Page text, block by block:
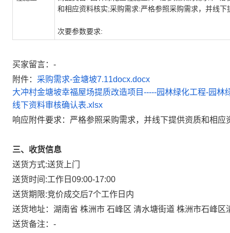
和相应资料核实;采购需求:严格参照采购需求，并线
次要参数要求:
买家留言：-
附件： 采购需求-金塘坡7.11docx.docx
大冲村金塘坡幸福屋场提质改造项目-----园林绿化工程-园林
线下资料审核确认表.xlsx
响应附件要求：严格参照采购需求，并线下提供资质和相应
三、收货信息
送货方式:送货上门
送货时间:工作日09:00-17:00
送货期限:竞价成交后7个工作日内
送货地址： 湖南省 株洲市 石峰区 清水塘街道 株洲市石峰区
送货备注： -